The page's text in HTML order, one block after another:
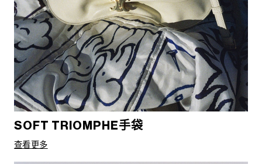
SOFT TRIOMPHE手袋
查看更多